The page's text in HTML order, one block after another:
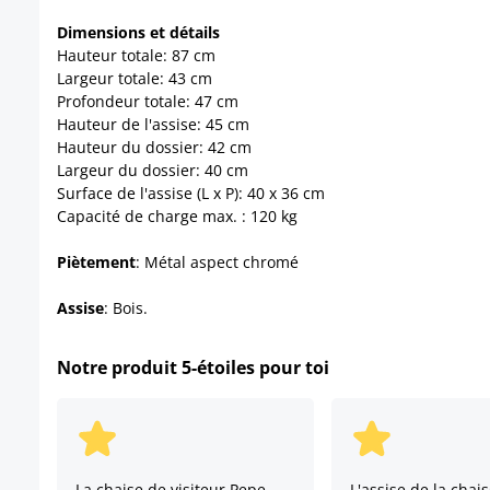
Dimensions et détails
Hauteur totale: 87 cm
Largeur totale: 43 cm
Profondeur totale: 47 cm
Hauteur de l'assise: 45 cm
Hauteur du dossier: 42 cm
Largeur du dossier: 40 cm
Surface de l'assise (L x P): 40 x 36 cm
Capacité de charge max. : 120 kg
Piètement: Métal aspect chromé
Assise: Bois.
Notre produit 5-étoiles pour toi